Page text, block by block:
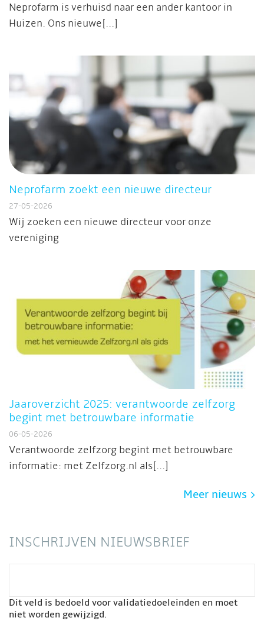
Neprofarm is verhuisd naar een ander kantoor in
Huizen. Ons nieuwe[...]
Neprofarm zoekt een nieuwe directeur
27-05-2026
Wij zoeken een nieuwe directeur voor onze
vereniging
Jaaroverzicht 2025: verantwoorde zelfzorg
begint met betrouwbare informatie
06-05-2026
Verantwoorde zelfzorg begint met betrouwbare
informatie: met Zelfzorg.nl als[...]
Meer nieuws
INSCHRIJVEN NIEUWSBRIEF
Dit veld is bedoeld voor validatiedoeleinden en moet
niet worden gewijzigd.